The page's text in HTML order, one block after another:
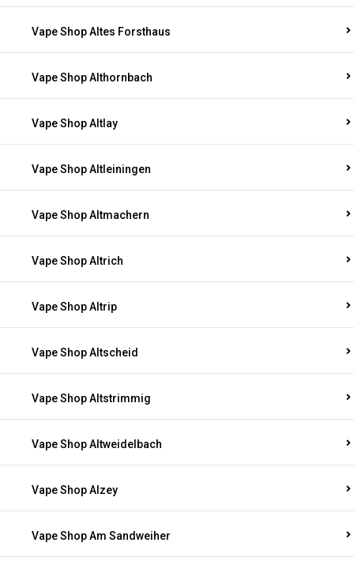
Vape Shop Altes Forsthaus
Vape Shop Althornbach
Vape Shop Altlay
Vape Shop Altleiningen
Vape Shop Altmachern
Vape Shop Altrich
Vape Shop Altrip
Vape Shop Altscheid
Vape Shop Altstrimmig
Vape Shop Altweidelbach
Vape Shop Alzey
Vape Shop Am Sandweiher